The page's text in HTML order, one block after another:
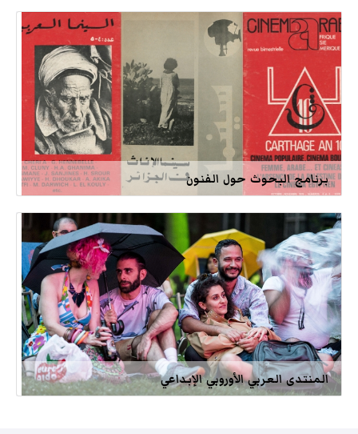
برنامج البحوث حول الفنون
المنتدى العربي الأوروبي الإبداعي